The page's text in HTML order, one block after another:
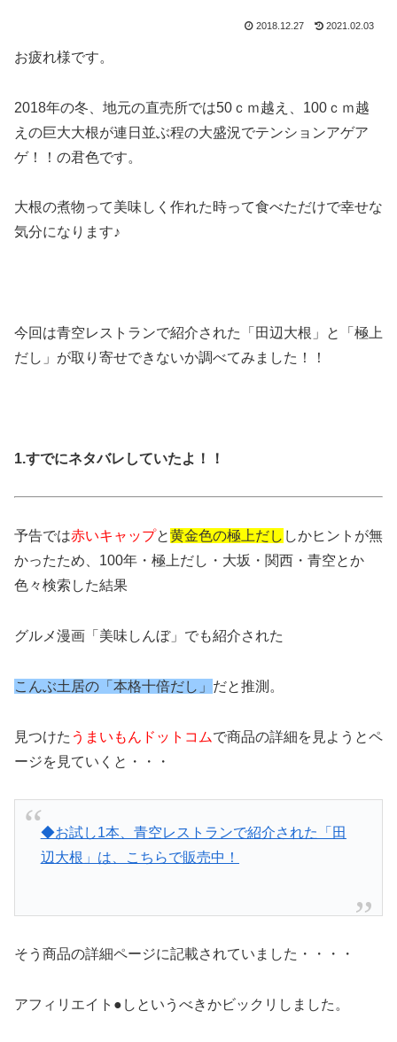
2018.12.27 2021.02.03
お疲れ様です。
2018年の冬、地元の直売所では50ｃｍ越え、100ｃｍ越
えの巨大大根が連日並ぶ程の大盛況でテンションアゲア
ゲ！！の君色です。
大根の煮物って美味しく作れた時って食べただけで幸せな
気分になります♪
今回は青空レストランで紹介された「田辺大根」と「極上
だし」が取り寄せできないか調べてみました！！
1.すでにネタバレしていたよ！！
予告では赤いキャップと黄金色の極上だし しかヒントが無
かったため、100年・極上だし・大坂・関西・青空とか
色々検索した結果
グルメ漫画「美味しんぼ」でも紹介された
こんぶ土居の「本格十倍だし」 だと推測。
見つけた うまいもんドットコムで商品の詳細を見ようとペ
ージを見ていくと・・・
◆お試し1本、青空レストランで紹介された「田
辺大根」は、こちらで販売中！
そう商品の詳細ページに記載されていました・・・・
アフィリエイト●しというべきかビックリしました。